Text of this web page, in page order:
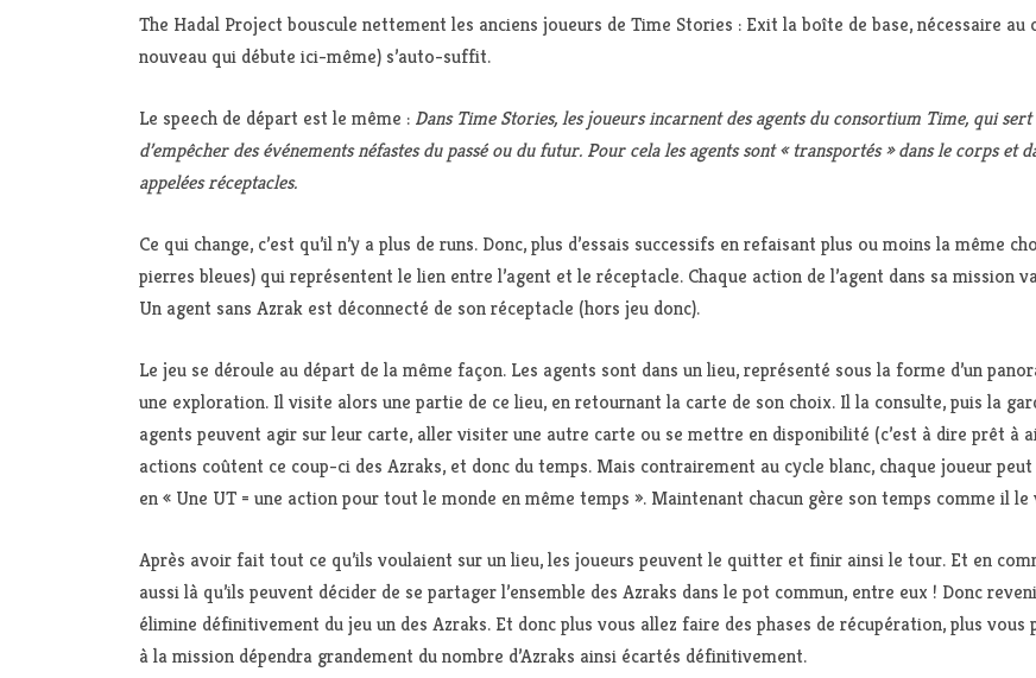
The Hadal Project bouscule nettement les anciens joueurs de Time Stories : Exit la boîte de base, nécessaire au
nouveau qui débute ici-même) s’auto-suffit.
Le speech de départ est le même : Dans Time Stories, les joueurs incarnent des agents du consortium Time, qui
d’empêcher des événements néfastes du passé ou du futur. Pour cela les agents sont « transportés » dans le corps et
appelées réceptacles.
Ce qui change, c’est qu’il n’y a plus de runs. Donc, plus d’essais successifs en refaisant plus ou moins la même
pierres bleues) qui représentent le lien entre l’agent et le réceptacle. Chaque action de l’agent dans sa
Un agent sans Azrak est déconnecté de son réceptacle (hors jeu donc).
Le jeu se déroule au départ de la même façon. Les agents sont dans un lieu, représenté sous la forme d’un
une exploration. Il visite alors une partie de ce lieu, en retournant la carte de son choix. Il la consulte, puis la
agents peuvent agir sur leur carte, aller visiter une autre carte ou se mettre en disponibilité (c’est à dire prêt à
actions coûtent ce coup-ci des Azraks, et donc du temps. Mais contrairement au cycle blanc, chaque joueur
en « Une UT = une action pour tout le monde en même temps ». Maintenant chacun gère son temps comme il
Après avoir fait tout ce qu’ils voulaient sur un lieu, les joueurs peuvent le quitter et finir ainsi le tour. Et en
aussi là qu’ils peuvent décider de se partager l’ensemble des Azraks dans le pot commun, entre eux ! Donc
élimine définitivement du jeu un des Azraks. Et donc plus vous allez faire des phases de récupération, plus
à la mission dépendra grandement du nombre d’Azraks ainsi écartés définitivement.